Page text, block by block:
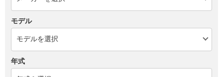
モデル
年式